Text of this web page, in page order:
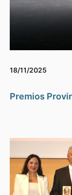
18/11/2025
Premios